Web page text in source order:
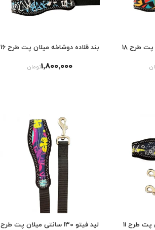
طرح 18 بند قلاده دوشاخه میلان پت طرح 16
1٬800٬000تومان
طرح 11
لید فیتو 130 سانتی میلان پت طرح